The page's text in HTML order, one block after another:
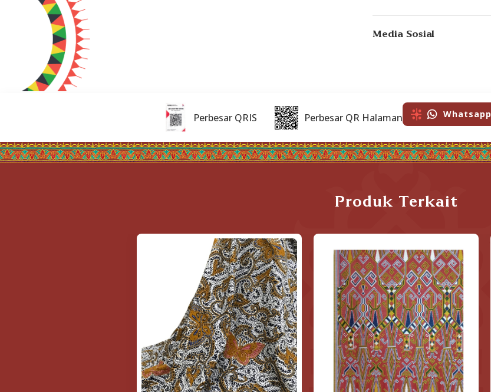
Media Sosial
Perbesar QRIS Perbesar QR Halaman Whatsapp
Produk Terkait